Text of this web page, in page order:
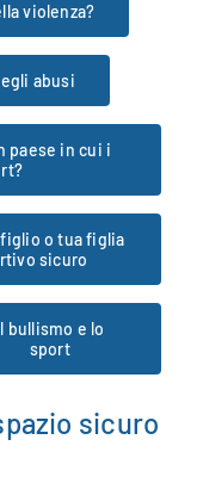
violenza?
abusi
paese in cui i
o tua figlia
sicuro
bullismo e lo
sport
sicuro